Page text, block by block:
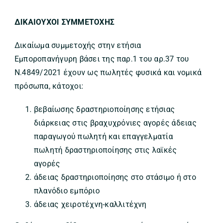
ΔΙΚΑΙΟΥΧΟΙ ΣΥΜΜΕΤΟΧΗΣ
Δικαίωμα συμμετοχής στην ετήσια
Εμποροπανήγυρη βάσει της παρ.1 του αρ.37 του
Ν.4849/2021 έχουν ως πωλητές φυσικά και νομικά
πρόσωπα, κάτοχοι:
βεβαίωσης δραστηριοποίησης ετήσιας
διάρκειας στις βραχυχρόνιες αγορές άδειας
παραγωγού πωλητή και επαγγελματία
πωλητή δραστηριοποίησης στις λαϊκές
αγορές
άδειας δραστηριοποίησης στο στάσιμο ή στο
πλανόδιο εμπόριο
άδειας χειροτέχνη-καλλιτέχνη